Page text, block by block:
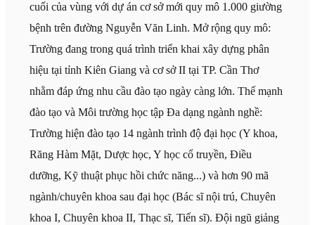
cuối của vùng với dự án cơ sở mới quy mô 1.000 giường
bệnh trên đường Nguyễn Văn Linh. Mở rộng quy mô:
Trường đang trong quá trình triển khai xây dựng phân
hiệu tại tỉnh Kiên Giang và cơ sở II tại TP. Cần Thơ
nhằm đáp ứng nhu cầu đào tạo ngày càng lớn. Thế mạnh
đào tạo và Môi trường học tập Đa dạng ngành nghề:
Trường hiện đào tạo 14 ngành trình độ đại học (Y khoa,
Răng Hàm Mặt, Dược học, Y học cổ truyền, Điều
dưỡng, Kỹ thuật phục hồi chức năng...) và hơn 90 mã
ngành/chuyên khoa sau đại học (Bác sĩ nội trú, Chuyên
khoa I, Chuyên khoa II, Thạc sĩ, Tiến sĩ). Đội ngũ giảng